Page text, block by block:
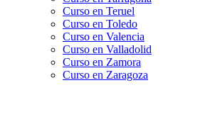
Curso en Teruel
Curso en Toledo
Curso en Valencia
Curso en Valladolid
Curso en Zamora
Curso en Zaragoza